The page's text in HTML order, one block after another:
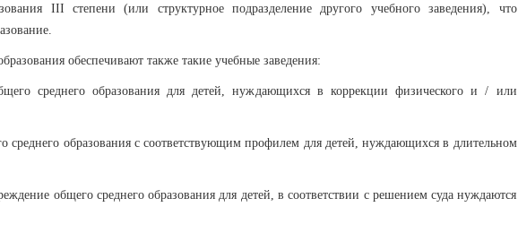
III степени (или структурное подразделение другого учебного заведения), что
обеспечивают также такие учебные заведения:
среднего образования для детей, нуждающихся в коррекции физического и / или
среднего образования с соответствующим профилем для детей, нуждающихся в длительном
общего среднего образования для детей, в соответствии с решением суда нуждаются